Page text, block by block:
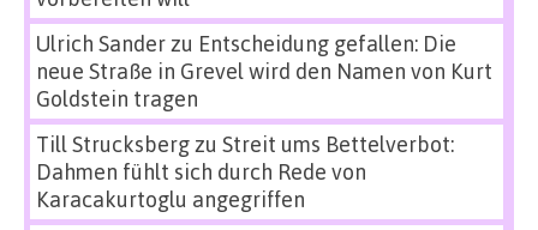
Ulrich Sanderzu Entscheidung gefallen: Die
neue Straße in Grevel wird den Namen von Kurt
Goldstein tragen
Till Strucksbergzu Streit ums Bettelverbot:
Dahmen fühlt sich durch Rede von
Karacakurtoglu angegriffen